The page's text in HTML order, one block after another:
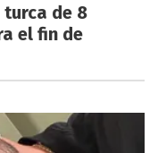
turca de 8
el fin de